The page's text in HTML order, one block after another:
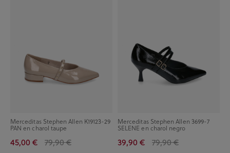
Merceditas Stephen Allen K19123-29
PAN en charol taupe
45,00 € 79,90 €
Merceditas Stephen Allen 3699-7
SELENE en charol negro
39,90 € 79,90 €